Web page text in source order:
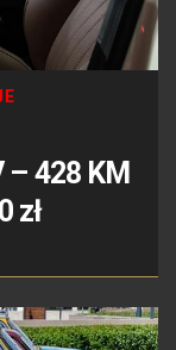
– 428 KM
zł